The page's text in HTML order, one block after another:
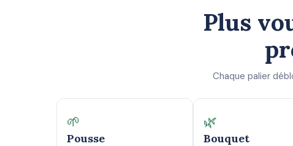
Plus
Chaque palier
🌱
Pousse
🌿
Bouquet